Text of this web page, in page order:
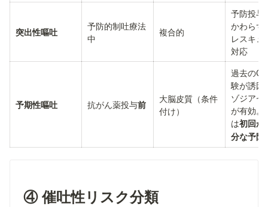
突出性嘔吐
予防的制吐療法
中
複合的
予防投与
かわらず
レスキュ
対応
予期性嘔吐 抗がん薬投与前
大脳皮質（条件
付け）
過去の
験が誘因
ゾジアゼ
が有効。
は初回か
分な予防
④ 催吐性リスク分類